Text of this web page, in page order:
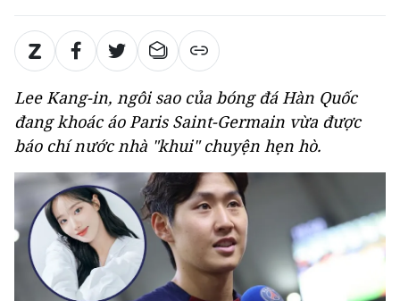
Lee Kang-in, ngôi sao của bóng đá Hàn Quốc
đang khoác áo Paris Saint-Germain vừa được
báo chí nước nhà "khui" chuyện hẹn hò.